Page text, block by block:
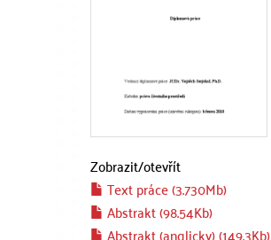
Zobrazit/otevřít
Text práce (3.730Mb)
Abstrakt (98.54Kb)
Abstrakt (anglicky) (149.3Kb)